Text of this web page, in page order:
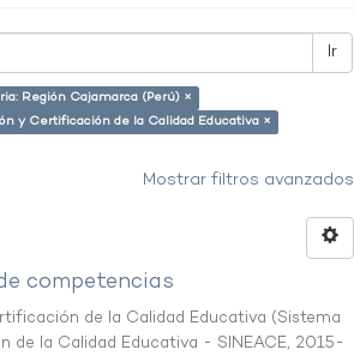
Ir
Región Cajamarca (Perú) ×
y Certificación de la Calidad Educativa ×
Mostrar filtros avanzados
competencias
de la Calidad Educativa (Sistema
la Calidad Educativa - SINEACE, 2015-